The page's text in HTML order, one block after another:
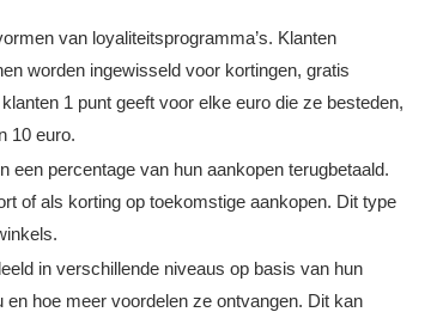
van loyaliteitsprogramma’s. Klanten
worden ingewisseld voor kortingen, gratis
1 punt geeft voor elke euro die ze besteden,
10 euro.
een percentage van hun aankopen terugbetaald.
of als korting op toekomstige aankopen. Dit type
in verschillende niveaus op basis van hun
hoe meer voordelen ze ontvangen. Dit kan